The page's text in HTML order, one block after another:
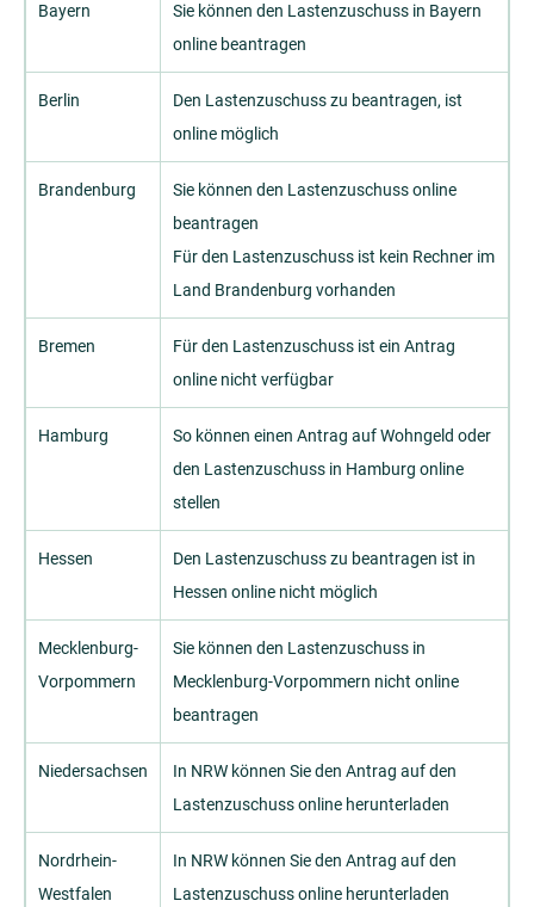
Bayern
Sie können den Lastenzuschuss in Bayern
online beantragen
Berlin
Den Lastenzuschuss zu beantragen, ist
online möglich
Brandenburg
Sie können den Lastenzuschuss online
beantragen
Für den Lastenzuschuss ist kein Rechner im
Land Brandenburg vorhanden
Bremen
Für den Lastenzuschuss ist ein Antrag
online nicht verfügbar
Hamburg
So können einen Antrag auf Wohngeld oder
den Lastenzuschuss in Hamburg online
stellen
Hessen
Den Lastenzuschuss zu beantragen ist in
Hessen online nicht möglich
Mecklenburg-
Vorpommern
Sie können den Lastenzuschuss in
Mecklenburg-Vorpommern nicht online
beantragen
Niedersachsen
In NRW können Sie den Antrag auf den
Lastenzuschuss online herunterladen
Nordrhein-
Westfalen
In NRW können Sie den Antrag auf den
Lastenzuschuss online herunterladen